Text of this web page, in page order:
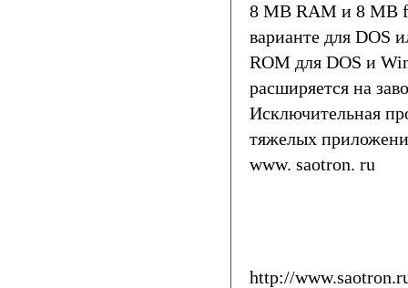
8 MB RAM и 8 MB
варианте для DOS
ROM для DOS и
расширяется на
Исключительная
тяжелых
www. saotron. ru
http://